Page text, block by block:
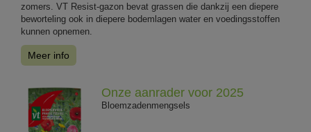
zomers. VT Resist-gazon bevat grassen die dankzij een diepere
beworteling ook in diepere bodemlagen water en voedingsstoffen
kunnen opnemen.
Meer info
Onze aanrader voor 2025
Bloemzadenmengsels